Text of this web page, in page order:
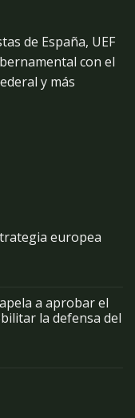
de España, UEF
con el
y más
europea
a aprobar el
la defensa del